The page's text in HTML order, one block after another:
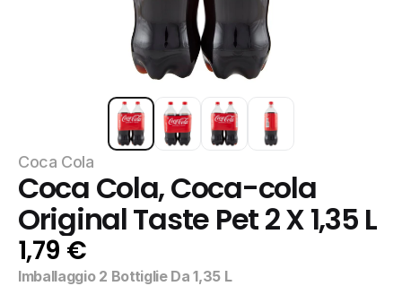
Coca Cola
Coca Cola, Coca-cola
Original Taste Pet 2 X 1,35 L
1,79 €
Imballaggio 2 Bottiglie Da 1,35 L